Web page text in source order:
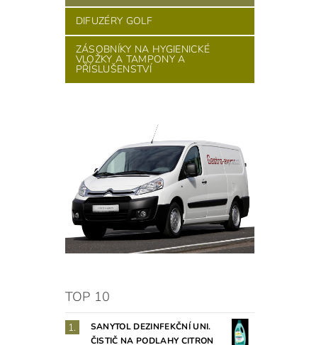
DIFUZÉRY GOLF
ZÁSOBNÍKY NA HYGIENICKÉ
VLOŽKY A TAMPONY A
PŘÍSLUŠENSTVÍ
TOP 10
SANYTOL DEZINFEKČNÍ UNI.
ČISTIČ NA PODLAHY CITRON